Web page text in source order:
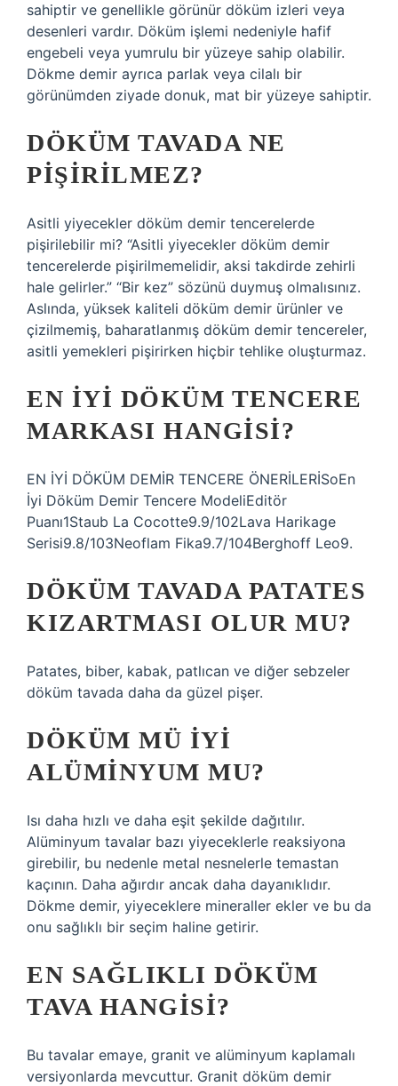
sahiptir ve genellikle görünür döküm izleri veya
desenleri vardır. Döküm işlemi nedeniyle hafif
engebeli veya yumrulu bir yüzeye sahip olabilir.
Dökme demir ayrıca parlak veya cilalı bir
görünümden ziyade donuk, mat bir yüzeye sahiptir.
DÖKÜM TAVADA NE
PIŞIRILMEZ?
Asitli yiyecekler döküm demir tencerelerde
pişirilebilir mi? “Asitli yiyecekler döküm demir
tencerelerde pişirilmemelidir, aksi takdirde zehirli
hale gelirler.” “Bir kez” sözünü duymuş olmalısınız.
Aslında, yüksek kaliteli döküm demir ürünler ve
çizilmemiş, baharatlanmış döküm demir tencereler,
asitli yemekleri pişirirken hiçbir tehlike oluşturmaz.
EN IYI DÖKÜM TENCERE
MARKASI HANGISI?
EN İYİ DÖKÜM DEMİR TENCERE ÖNERİLERİSoEn
İyi Döküm Demir Tencere ModeliEditör
Puanı1Staub La Cocotte9.9/102Lava Harikage
Serisi9.8/103Neoflam Fika9.7/104Berghoff Leo9.
DÖKÜM TAVADA PATATES
KIZARTMASI OLUR MU?
Patates, biber, kabak, patlıcan ve diğer sebzeler
döküm tavada daha da güzel pişer.
DÖKÜM MÜ IYI
ALÜMINYUM MU?
Isı daha hızlı ve daha eşit şekilde dağıtılır.
Alüminyum tavalar bazı yiyeceklerle reaksiyona
girebilir, bu nedenle metal nesnelerle temastan
kaçının. Daha ağırdır ancak daha dayanıklıdır.
Dökme demir, yiyeceklere mineraller ekler ve bu da
onu sağlıklı bir seçim haline getirir.
EN SAĞLIKLI DÖKÜM
TAVA HANGISI?
Bu tavalar emaye, granit ve alüminyum kaplamalı
versiyonlarda mevcuttur. Granit döküm demir